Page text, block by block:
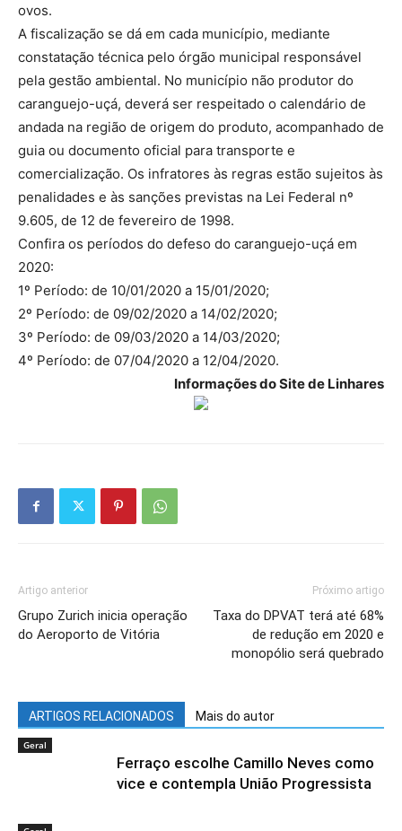
ovos.
A fiscalização se dá em cada município, mediante
constatação técnica pelo órgão municipal responsável
pela gestão ambiental. No município não produtor do
caranguejo-uçá, deverá ser respeitado o calendário de
andada na região de origem do produto, acompanhado de
guia ou documento oficial para transporte e
comercialização. Os infratores às regras estão sujeitos às
penalidades e às sanções previstas na Lei Federal nº
9.605, de 12 de fevereiro de 1998.
Confira os períodos do defeso do caranguejo-uçá em
2020:
1º Período: de 10/01/2020 a 15/01/2020;
2º Período: de 09/02/2020 a 14/02/2020;
3º Período: de 09/03/2020 a 14/03/2020;
4º Período: de 07/04/2020 a 12/04/2020.
Informações do Site de Linhares
Artigo anterior
Grupo Zurich inicia operação
do Aeroporto de Vitória
Próximo artigo
Taxa do DPVAT terá até 68%
de redução em 2020 e
monopólio será quebrado
ARTIGOS RELACIONADOS Mais do autor
Geral
Ferraço escolhe Camillo Neves como
vice e contempla União Progressista